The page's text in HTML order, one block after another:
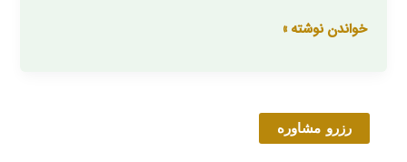
خواندن نوشته »
رزرو مشاوره